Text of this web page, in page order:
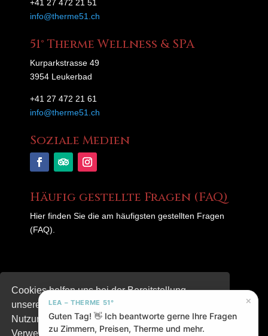
Cookies helfen uns bei der Bereitstellung
unserer Inhalte und Dienste. Durch die weitere
Nutzung der Webseite stimmen Sie der
Verwendung von Cookies zu.
+41 27 472 21 51
info@therme51.ch
51° Therme Wellness & SPA
Kurparkstrasse 49
3954 Leukerbad
+41 27 472 21 61
info@therme51.ch
Soziale Medien
Häufig gestellte Fragen (FAQ)
Hier finden Sie die am häufigsten gestellten Fragen
(FAQ).
Datenschutzerklärung
LEA – THERME 51° ×
Guten Tag! 👋 Ich beantworte gerne Ihre Fragen
zu Zimmern, Preisen, Therme und mehr.